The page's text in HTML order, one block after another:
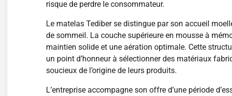
risque de perdre le consommateur.
Le matelas Tediber se distingue par son accueil
de sommeil. La couche supérieure en mousse à
maintien solide et une aération optimale. Cette
un point d’honneur à sélectionner des matériaux
soucieux de l’origine de leurs produits.
L’entreprise accompagne son offre d’une période